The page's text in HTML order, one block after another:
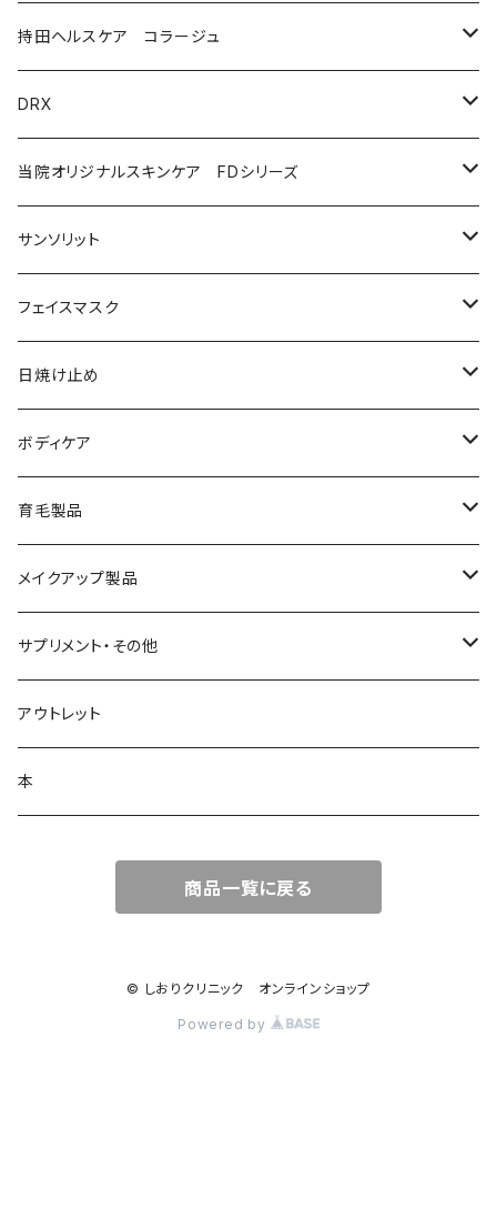
美容液（日焼け止め）
美容液（スペシャルケア）
プログラムキット
アイケア
日焼け止め
ユースフルリップ
ウォッシュ
クリーム
バランスケア
ローション
クレンジング
美容液
化粧品
洗顔
化粧水
持田ヘルスケア コラージュ
ソープ（石鹸）
泡石鹸
コラージュフルフルホイップソープ
メイク落とし
化粧水
美容液
乳液
クリーム
日焼け止め
シャンプー・リンス
コラージュフルフル泡石鹸
DRX
AZAクリア
当院オリジナルスキンケア FDシリーズ
ソープ
ローション
サンソリット
日焼け止め
フェイスマスク
フェイスマスク
サンソリット
日焼け止め
サンソリット
アクセーヌ
ボディケア
キュアデイズ
育毛製品
まつ毛美容液
メイクアップ製品
ビューティフルスキン
サプリメント・その他
飲む日焼け止め
髪の毛サプリ
アウトレット
本
商品一覧に戻る
© しおりクリニック オンラインショップ
Powered by